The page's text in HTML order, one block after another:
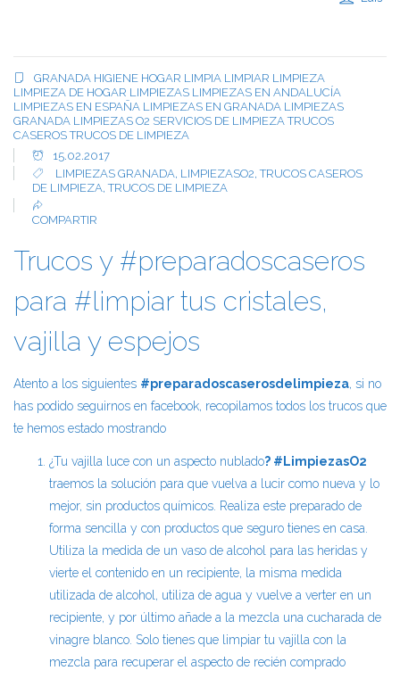
GRANADA HIGIENE HOGAR LIMPIA LIMPIAR LIMPIEZA
LIMPIEZA DE HOGAR LIMPIEZAS LIMPIEZAS EN ANDALUCÍA
LIMPIEZAS EN ESPAÑA LIMPIEZAS EN GRANADA LIMPIEZAS
GRANADA LIMPIEZAS O2 SERVICIOS DE LIMPIEZA TRUCOS
CASEROS TRUCOS DE LIMPIEZA
15.02.2017
LIMPIEZAS GRANADA, LIMPIEZASO2,TRUCOS CASEROS
DE LIMPIEZA,TRUCOS DE LIMPIEZA
COMPARTIR
Trucos y #preparadoscaseros
para #limpiar tus cristales,
vajilla y espejos
Atento a los siguientes #preparadoscaserosdelimpieza, si no
has podido seguirnos en facebook, recopilamos todos los trucos que
te hemos estado mostrando
¿Tu vajilla luce con un aspecto nublado? #LimpiezasO2
traemos la solución para que vuelva a lucir como nueva y lo
mejor, sin productos químicos. Realiza este preparado de
forma sencilla y con productos que seguro tienes en casa.
Utiliza la medida de un vaso de alcohol para las heridas y
vierte el contenido en un recipiente, la misma medida
utilizada de alcohol, utiliza de agua y vuelve a verter en un
recipiente, y por último añade a la mezcla una cucharada de
vinagre blanco. Solo tienes que limpiar tu vajilla con la
mezcla para recuperar el aspecto de recién comprado